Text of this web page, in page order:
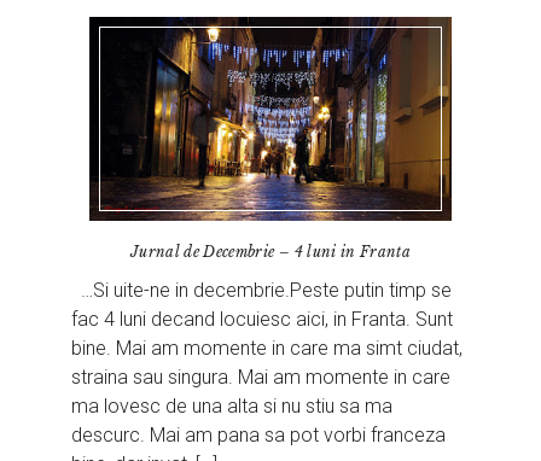
Jurnal de Decembrie – 4 luni in Franta
…Si uite-ne in decembrie.Peste putin timp se
fac 4 luni decand locuiesc aici, in Franta. Sunt
bine. Mai am momente in care ma simt ciudat,
straina sau singura. Mai am momente in care
ma lovesc de una alta si nu stiu sa ma
descurc. Mai am pana sa pot vorbi franceza